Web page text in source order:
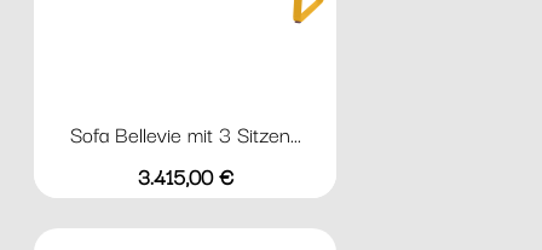
Sofa Bellevie mit 3 Sitzen...
Preis
3.415,00 €